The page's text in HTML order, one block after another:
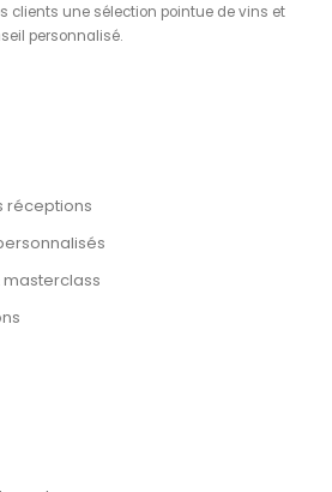
clients une sélection pointue de vins et
personnalisé.
réceptions